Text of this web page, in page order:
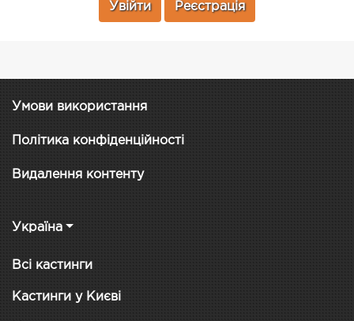
Увійти Реєстрація
Умови використання
Політика конфіденційності
Видалення контенту
Україна
Всі кастинги
Кастинги у Києві